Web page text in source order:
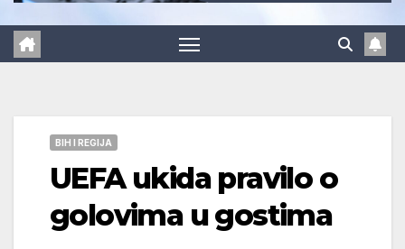
BIH I REGIJA
UEFA ukida pravilo o
golovima u gostima